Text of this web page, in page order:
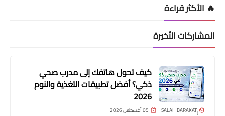
🔥 الأكثر قراءة
المشاركات الأخيرة
كيف تحول هاتفك إلى مدرب صحي
ذكي؟ أفضل تطبيقات التغذية والنوم
2026
05 أغسطس 2026